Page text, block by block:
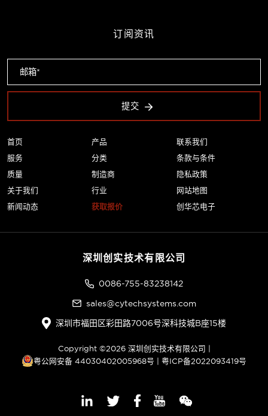
首页
服务
质量
关于我们
新闻动态
产品
分类
制造商
行业
获取报价
联系我们
条款与条件
隐私政策
网站地图
创华芯电子
订阅资讯
提交
深圳创实技术有限公司
0086-755-83238142
sales@cytechsystems.com
深圳市福田区彩田路7006号深科技城B座15楼
Copyright ©2026 深圳创实技术有限公司 |
粤公网安备 44030402005968号 | 粤ICP备2022093419号